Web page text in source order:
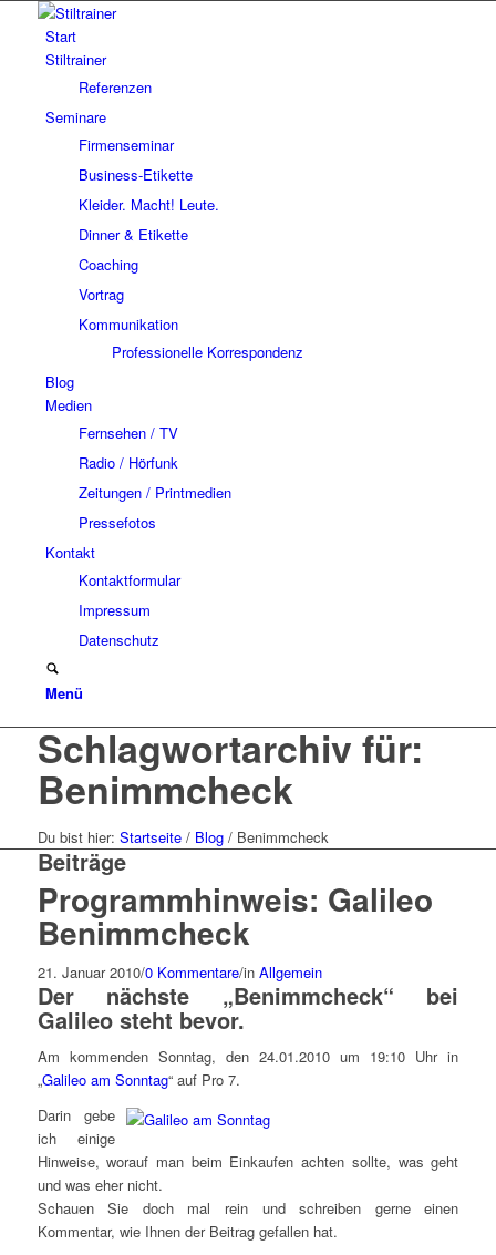
Start
Stiltrainer
Referenzen
Seminare
Firmenseminar
Business-Etikette
Kleider. Macht! Leute.
Dinner & Etikette
Coaching
Vortrag
Kommunikation
Professionelle Korrespondenz
Blog
Medien
Fernsehen / TV
Radio / Hörfunk
Zeitungen / Printmedien
Pressefotos
Kontakt
Kontaktformular
Impressum
Datenschutz
Menü
Schlagwortarchiv für:
Benimmcheck
Du bist hier: Startseite / Blog / Benimmcheck
Beiträge
Programmhinweis: Galileo
Benimmcheck
21. Januar 2010/0 Kommentare/in Allgemein
Der nächste „Benimmcheck“ bei
Galileo steht bevor.
Am kommenden Sonntag, den 24.01.2010 um 19:10 Uhr in
„Galileo am Sonntag“ auf Pro 7.
Darin gebe
ich einige
Hinweise, worauf man beim Einkaufen achten sollte, was geht
und was eher nicht.
Schauen Sie doch mal rein und schreiben gerne einen
Kommentar, wie Ihnen der Beitrag gefallen hat.